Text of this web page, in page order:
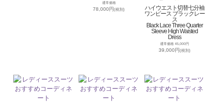
通常価格
78,000円(税別)
ハイウエスト切替七分袖
ワンピース ブラックレー
ス
Black Lace Three Quarter
Sleeve High Waisted
Dress
通常価格 45,000円
39,000円(税別)